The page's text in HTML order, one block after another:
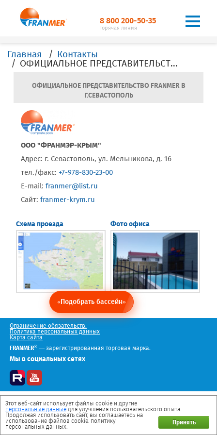
8 800 200-50-35
горячая линия
Главная
Контакты
ОФИЦИАЛЬНОЕ ПРЕДСТАВИТЕЛЬСТВО FRANMER В Г. Севастополь
ОФИЦИАЛЬНОЕ ПРЕДСТАВИТЕЛЬСТВО FRANMER В
Г.СЕВАСТОПОЛЬ
ООО "ФРАНМЭР-КРЫМ"
Адрес: г. Севастополь, ул. Мельникова, д. 16
тел./факс: +7-978-830-23-00
E-mail: franmer@list.ru
Сайт: franmer-krym.ru
Схема проезда Фото офиса
«Подобрать бассейн»
Ограничение обязательств.
Политика персональных данных
Карта сайта
FRANMER® — зарегистрированная торговая марка.
Мы в социальных сетях
Этот веб-сайт использует файлы cookie и другие
персональные данные для улучшения пользовательского опыта.
Принять
Продолжая использовать сайт, вы соглашаетесь на
использование файлов cookie. политику
персональных данных.